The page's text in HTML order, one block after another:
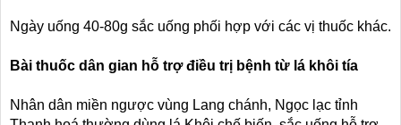
Ngày uống 40-80g sắc uống phối hợp với các vị thuốc khác.
Bài thuốc dân gian hỗ trợ điều trị bệnh từ lá khôi tía
Nhân dân miền ngược vùng Lang chánh, Ngọc lạc tỉnh